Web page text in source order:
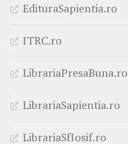
EdituraSapientia.ro
ITRC.ro
LibrariaPresaBuna.ro
LibrariaSapientia.ro
LibrariaSfIosif.ro